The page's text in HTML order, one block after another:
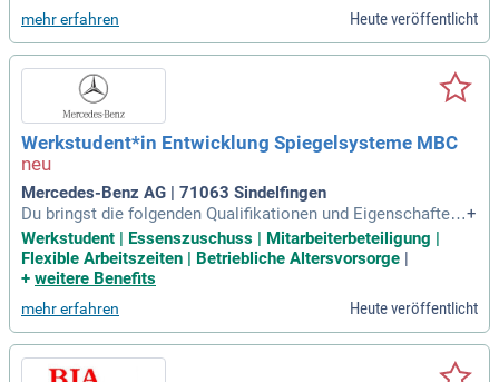
mehr erfahren Heute veröffentlicht
Werkstudent*in Entwicklung Spiegelsysteme MBC
Mercedes-Benz AG | 71063 Sindelfingen
Du bringst die folgenden Qualifikationen und Eigenschaften
mit, um unser Team zu bereichern: Du studierst Maschinenb
au, Mechatronik, Fahrzeugtechnik, Fahrzeugbau, Wirtschafts
ingenieurwesen oder einen vergleichbaren Studiengang; Du
+
Werkstudent | Essenszuschuss | Mitarbeiterbeteiligung |
Flexible Arbeitszeiten | Betriebliche Altersvorsorge |
+ weitere Benefits
mehr erfahren Heute veröffentlicht